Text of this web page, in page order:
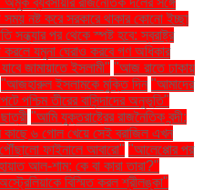
নষ্ট করে সরকারে থাকার কোনো ইচ্ছা
সন্ধ্যার পর থেকে স্পষ্ট হবে: স্বরাষ্ট্র
যমুনা ঘেরাও করবে গণ অধিকার
জামায়াতে ইসলামী" "আজ রাতে ঢাকায়
"আজহারুল ইসলামকে মুক্তি দিন "আমাদের
পশ্চিম তীরের বাসিন্দাদের অনুভূতি"
"আমি যুক্তরাষ্ট্রের রাজনৈতিক বন্দী:
কাছে ৬ গোল খেয়ে সেই ব্রাজিল এখন
ফাইনালে আবারো" "আলেপ্পোর পর
আল-শাম: কে বা কারা তারা?"
বিস্মিত করল শ্রীলঙ্কা"